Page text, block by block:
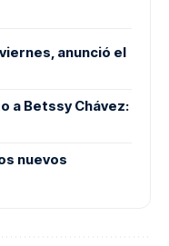
anunció el
a Betssy Chávez:
nuevos